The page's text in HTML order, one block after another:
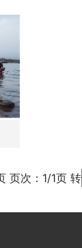
页次：1/1页 转